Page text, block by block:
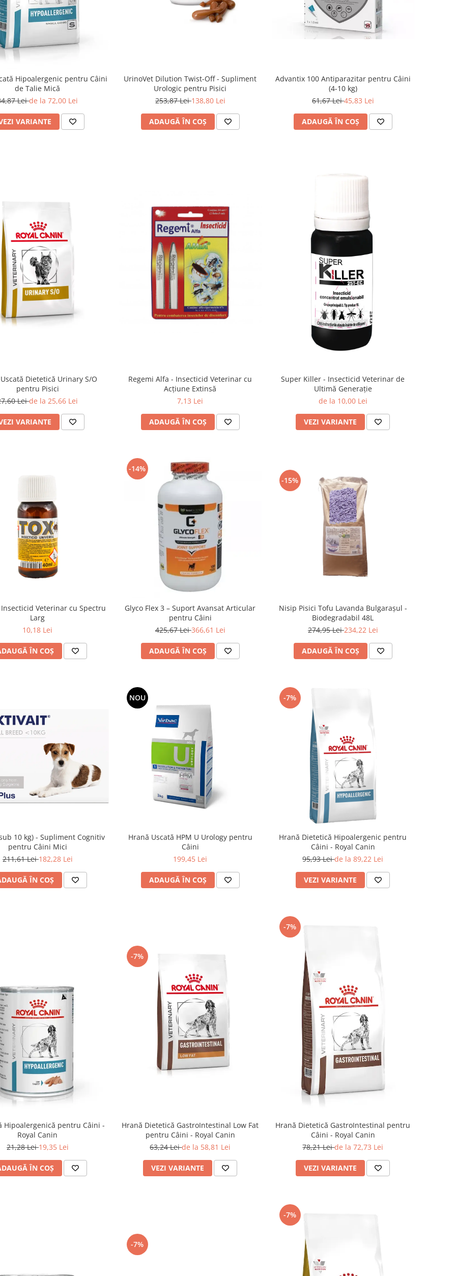
Hipoalergenic pentru Câini
de Talie Mică
Leide la 72,00 Lei
VARIANTE
UrinoVet Dilution Twist-Off - Supliment
Urologic pentru Pisici
253,87 Lei138,80 Lei
ADAUGĂ ÎN COȘ
Advantix 100 Antiparazitar pentru Câini
(4-10 kg)
61,67 Lei45,83 Lei
ADAUGĂ ÎN COȘ
Dietetică Urinary S/O
pentru Pisici
Leide la 25,66 Lei
VARIANTE
Regemi Alfa - Insecticid Veterinar cu
Acțiune Extinsă
7,13 Lei
ADAUGĂ ÎN COȘ
Super Killer - Insecticid Veterinar de
Ultimă Generație
de la 10,00 Lei
VEZI VARIANTE
Veterinar cu Spectru
Larg
10,18 Lei
ÎN COȘ
-14%
Glyco Flex 3 – Suport Avansat Articular
pentru Câini
425,67 Lei366,61 Lei
ADAUGĂ ÎN COȘ
-15%
Nisip Pisici Tofu Lavanda Bulgarașul -
Biodegradabil 48L
274,95 Lei234,22 Lei
ADAUGĂ ÎN COȘ
10 kg) - Supliment Cognitiv
pentru Câini Mici
211,61 Lei182,28 Lei
ÎN COȘ
NOU
Hrană Uscată HPM U Urology pentru
Câini
199,45 Lei
ADAUGĂ ÎN COȘ
-7%
Hrană Dietetică Hipoalergenic pentru
Câini - Royal Canin
95,93 Leide la 89,22 Lei
VEZI VARIANTE
Hipoalergenică pentru Câini -
Royal Canin
21,28 Lei19,35 Lei
ÎN COȘ
-7%
Hrană Dietetică GastroIntestinal Low Fat
pentru Câini - Royal Canin
63,24 Leide la 58,81 Lei
VEZI VARIANTE
-7%
Hrană Dietetică GastroIntestinal pentru
Câini - Royal Canin
78,21 Leide la 72,73 Lei
VEZI VARIANTE
-7%
-7%